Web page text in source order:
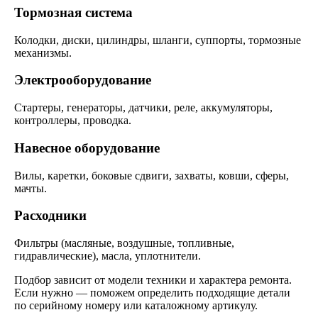
Тормозная система
Колодки, диски, цилиндры, шланги, суппорты, тормозные
механизмы.
Электрооборудование
Стартеры, генераторы, датчики, реле, аккумуляторы,
контроллеры, проводка.
Навесное оборудование
Вилы, каретки, боковые сдвиги, захваты, ковши, сферы,
мачты.
Расходники
Фильтры (масляные, воздушные, топливные,
гидравлические), масла, уплотнители.
Подбор зависит от модели техники и характера ремонта.
Если нужно — поможем определить подходящие детали
по серийному номеру или каталожному артикулу.